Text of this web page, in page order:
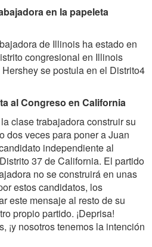
en la papeleta
de Illinois ha estado en
congresional en Illinois
se postula en el Distrito4
al Congreso en California
clase trabajadora construir su
dos veces para poner a Juan
independiente al
37 de California. El partido
no se construirá en unas
estos candidatos, los
este mensaje al resto de su
propio partido. ¡Deprisa!
¡y nosotros tenemos la intención